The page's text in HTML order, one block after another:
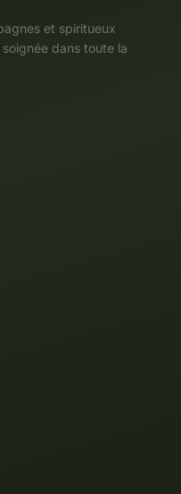
et spiritueux
dans toute la